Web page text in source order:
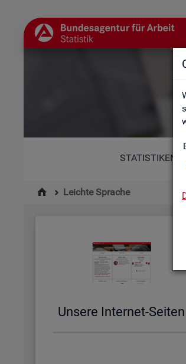
STATISTIKEN
Leichte Sprache
Un­se­re In­ter­net-Sei­ten